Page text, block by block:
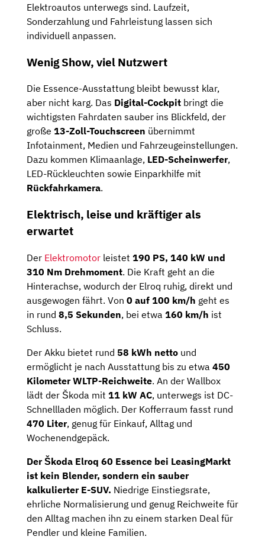
Elektroautos unterwegs sind. Laufzeit,
Sonderzahlung und Fahrleistung lassen sich
individuell anpassen.
Wenig Show, viel Nutzwert
Die Essence-Ausstattung bleibt bewusst klar,
aber nicht karg. Das Digital-Cockpit bringt die
wichtigsten Fahrdaten sauber ins Blickfeld, der
große 13-Zoll-Touchscreen übernimmt
Infotainment, Medien und Fahrzeugeinstellungen.
Dazu kommen Klimaanlage, LED-Scheinwerfer,
LED-Rückleuchten sowie Einparkhilfe mit
Rückfahrkamera.
Elektrisch, leise und kräftiger als
erwartet
Der Elektromotor leistet 190 PS, 140 kW und
310 Nm Drehmoment. Die Kraft geht an die
Hinterachse, wodurch der Elroq ruhig, direkt und
ausgewogen fährt. Von 0 auf 100 km/h geht es
in rund 8,5 Sekunden, bei etwa 160 km/h ist
Schluss.
Der Akku bietet rund 58 kWh netto und
ermöglicht je nach Ausstattung bis zu etwa 450
Kilometer WLTP-Reichweite. An der Wallbox
lädt der Škoda mit 11 kW AC, unterwegs ist DC-
Schnellladen möglich. Der Kofferraum fasst rund
470 Liter, genug für Einkauf, Alltag und
Wochenendgepäck.
Der Škoda Elroq 60 Essence bei LeasingMarkt
ist kein Blender, sondern ein sauber
kalkulierter E-SUV. Niedrige Einstiegsrate,
ehrliche Normalisierung und genug Reichweite für
den Alltag machen ihn zu einem starken Deal für
Pendler und kleine Familien.